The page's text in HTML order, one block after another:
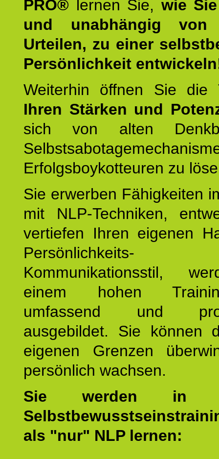
PRO® lernen Sie, wie
und unabhängig von
Urteilen, zu einer
Persönlichkeit
Weiterhin öffnen Sie
Ihren Stärken und
sich von alten
Erfolgsboykotteuren zu
Sie erwerben Fähigkeiten
mit NLP-Techniken,
vertiefen Ihren eigenen
Kommunikationsstil,
einem hohen
umfassend und
ausgebildet. Sie können
eigenen Grenzen
persönlich wachsen.
Sie werden
als "nur" NLP lernen: